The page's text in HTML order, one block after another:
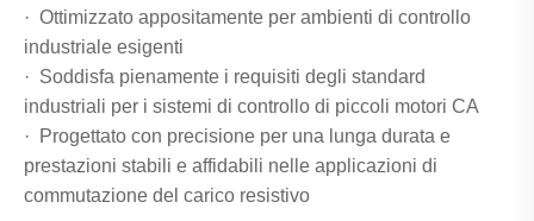
· Ottimizzato appositamente per ambienti di controllo
industriale esigenti
· Soddisfa pienamente i requisiti degli standard
industriali per i sistemi di controllo di piccoli motori CA
· Progettato con precisione per una lunga durata e
prestazioni stabili e affidabili nelle applicazioni di
commutazione del carico resistivo